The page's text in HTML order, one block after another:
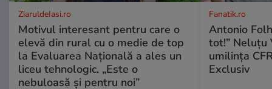
ZiaruldeIasi.ro
Motivul interesant pentru care o
elevă din rural cu o medie de top
la Evaluarea Națională a ales un
liceu tehnologic. „Este o
nebuloasă și pentru noi”
Fanatik.ro
Antonio
tot!” Neluțu
umilința
Exclusiv